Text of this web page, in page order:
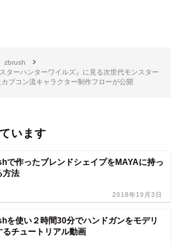
zbrush
ターハンターワイルズ』に見る次世代モンスター
プコン流キャラクター制作フローが公開
います
で作ったブレンドシェイプをMAYAに持っ
方法
2018年10月3日
を使い２時間30分でハンドガンをモデリ
るチュートリアル動画